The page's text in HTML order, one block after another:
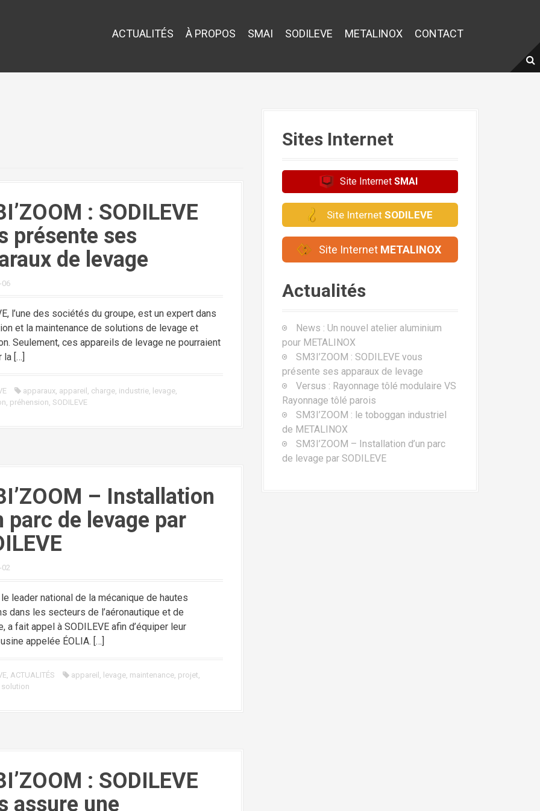
ACTUALITÉS À PROPOS SMAI SODILEVE METALINOX CONTACT
: SODILEVE
présente ses
de levage
06
l’une des sociétés du groupe, est un expert dans
et la maintenance de solutions de levage et
Seulement, ces appareils de levage ne pourraient
[…]
apparaux, appareil , charge, industrie, levage,
, préhension, SODILEVE
– Installation
parc de levage par
le leader national de la mécanique de hautes
dans les secteurs de l’aéronautique et de
a fait appel à SODILEVE afin d’équiper leur
appelée ÉOLIA. […]
, ACTUALITÉS appareil , levage, maintenance, projet,
solution
: SODILEVE
assure une
Sites Internet
Site InternetSMAI
Site Internet SODILEVE
Site Internet METALINOX
Actualités
News : Un nouvel atelier aluminium
pour METALINOX
SM3I’ZOOM : SODILEVE vous
présente ses apparaux de levage
Versus : Rayonnage tôlé modulaire VS
Rayonnage tôlé parois
SM3I’ZOOM : le toboggan industriel
de METALINOX
SM3I’ZOOM – Installation d’un parc
de levage par SODILEVE